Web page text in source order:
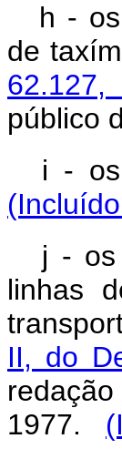
h -
de
público
i -
j - os
linhas
II, do
1977.